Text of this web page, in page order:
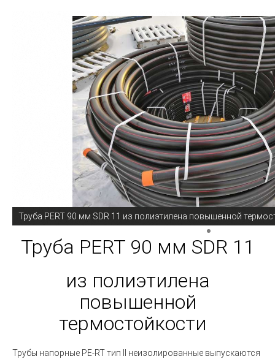
Труба PERT 90 мм SDR 11 из полиэтилена повышенной
Труба PERT 90 мм SDR 11
из полиэтилена
повышенной
термостойкости
Трубы напорные PE-RT тип II неизолированные выпускаются